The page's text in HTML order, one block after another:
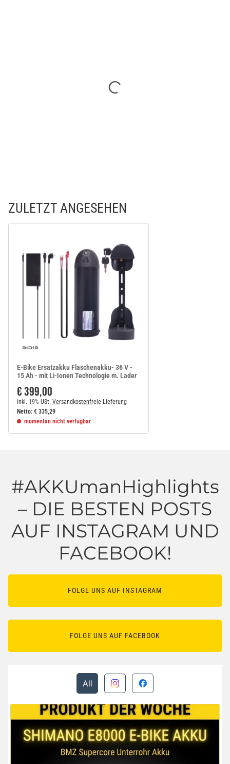
ZULETZT ANGESEHEN
E-Bike Ersatzakku Flaschenakku- 36 V -
15 Ah - mit Li-Ionen Technologie m. Lader
€ 399,00
inkl. 19% USt. Versandkostenfreie Lieferung
Netto: € 335,29
momentan nicht verfügbar
#AKKUmanHighlights
– DIE BESTEN POSTS
AUF INSTAGRAM UND
FACEBOOK!
FOLGE UNS AUF INSTAGRAM
FOLGE UNS AUF FACEBOOK